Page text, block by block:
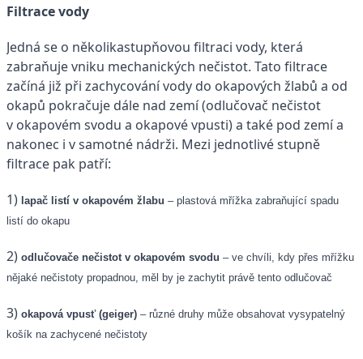
Filtrace vody
Jedná se o několikastupňovou filtraci vody, která
zabraňuje vniku mechanických nečistot. Tato filtrace
začíná již při zachycování vody do okapových žlabů a od
okapů pokračuje dále nad zemí (odlučovač nečistot
v okapovém svodu a okapové vpusti) a také pod zemí a
nakonec i v samotné nádrži. Mezi jednotlivé stupně
filtrace pak patří:
1) lapač listí v okapovém žlabu – plastová mřížka zabraňující spadu
listí do okapu
2) odlučovače nečistot v okapovém svodu – ve chvíli, kdy přes mřížku
nějaké nečistoty propadnou, měl by je zachytit právě tento odlučovač
3) okapová vpusť (geiger) – různé druhy může obsahovat vysypatelný
košík na zachycené nečistoty